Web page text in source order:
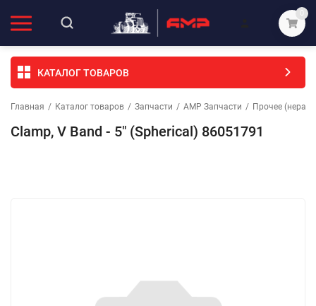
0
КАТАЛОГ ТОВАРОВ
Главная / Каталог товаров / Запчасти / АМР Запчасти / Прочее
Clamp, V Band - 5" (Spherical) 86051791